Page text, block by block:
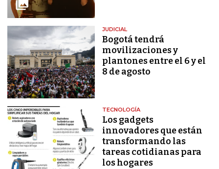
JUDICIAL
Bogotá tendrá
movilizaciones y
plantones entre el 6 y el
8 de agosto
TECNOLOGÍA
Los gadgets
innovadores que están
transformando las
tareas cotidianas para
los hogares